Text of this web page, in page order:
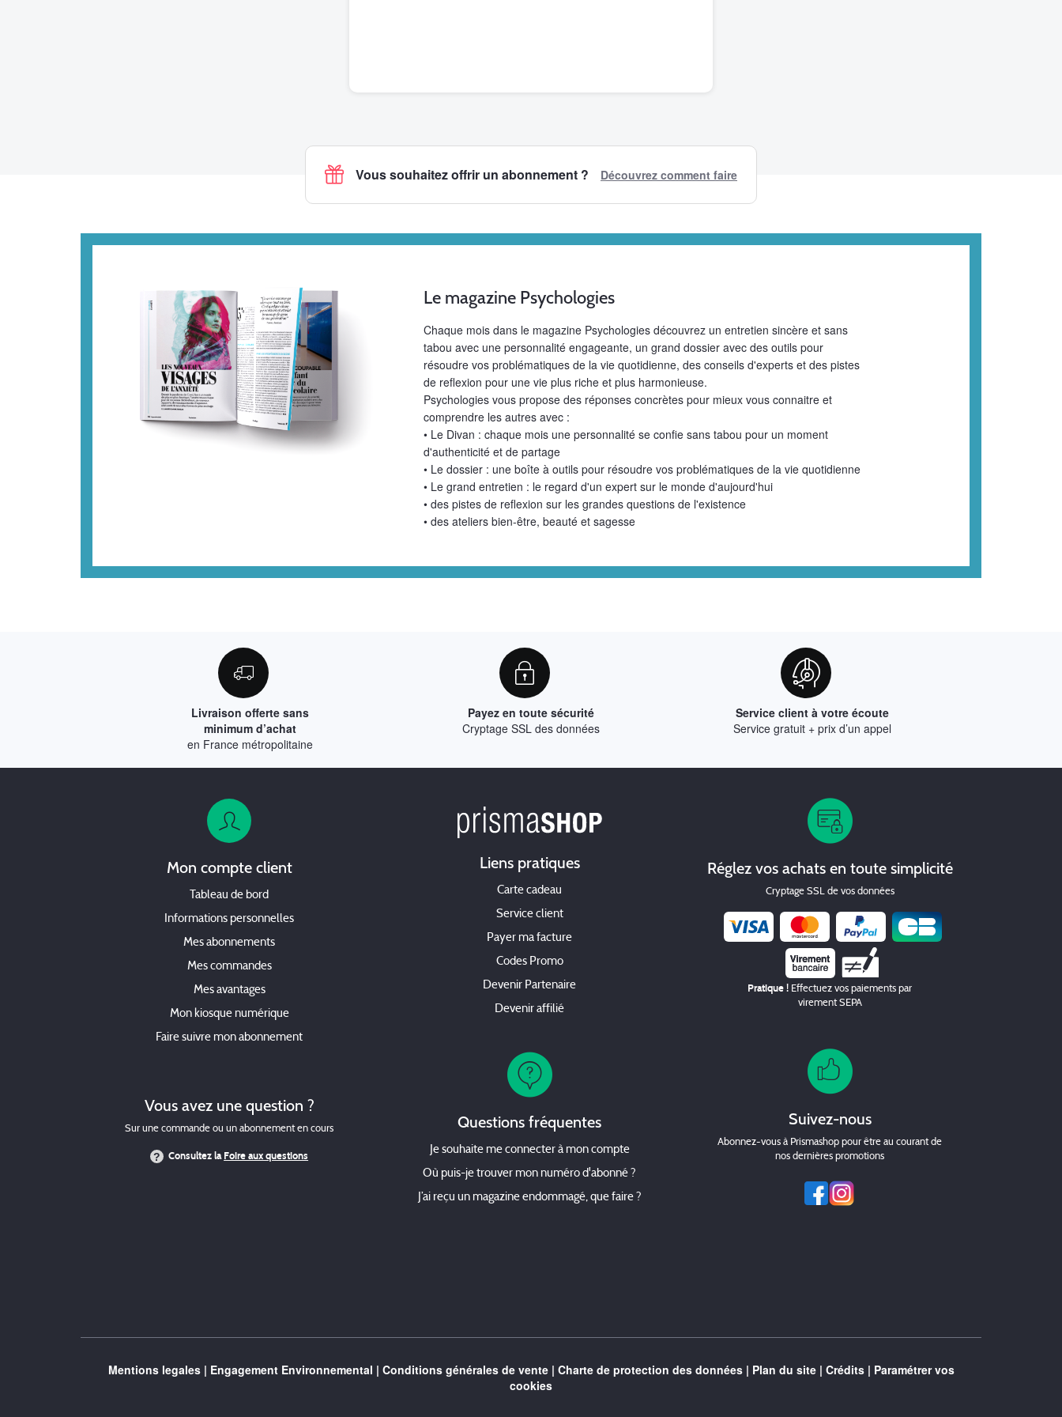
Vous souhaitez offrir un abonnement ? Découvrez comment faire
Le magazine Psychologies
Chaque mois dans le magazine Psychologies découvrez un entretien sincère et sans
tabou avec une personnalité engageante, un grand dossier avec des outils pour
résoudre vos problématiques de la vie quotidienne, des conseils d'experts et des pistes
de reflexion pour une vie plus riche et plus harmonieuse.
Psychologies vous propose des réponses concrètes pour mieux vous connaitre et
comprendre les autres avec :
• Le Divan : chaque mois une personnalité se confie sans tabou pour un moment
d'authenticité et de partage
• Le dossier : une boîte à outils pour résoudre vos problématiques de la vie quotidienne
• Le grand entretien : le regard d'un expert sur le monde d'aujourd'hui
• des pistes de reflexion sur les grandes questions de l'existence
• des ateliers bien-être, beauté et sagesse
Livraison offerte sans
minimum d’achat
en France métropolitaine
Payez en toute sécurité
Cryptage SSL des données
Service client à votre écoute
Service gratuit + prix d’un appel
Mon compte client
Tableau de bord
Informations personnelles
Mes abonnements
Mes commandes
Mes avantages
Mon kiosque numérique
Faire suivre mon abonnement
Vous avez une question ?
Sur une commande ou un abonnement en cours
Consultez laFoire aux questions
Liens pratiques
Carte cadeau
Service client
Payer ma facture
Codes Promo
Devenir Partenaire
Devenir affilié
Questions fréquentes
Je souhaite me connecter à mon compte
Où puis-je trouver mon numéro d'abonné ?
J’ai reçu un magazine endommagé, que faire ?
Réglez vos achats en toute simplicité
Cryptage SSL de vos données
Chèque
Pratique ! Effectuez vos paiements par
virement SEPA
Suivez-nous
Abonnez-vous à Prismashop pour être au courant de
nos dernières promotions
Mentions legales| Engagement Environnemental | Conditions générales de vente| Charte de protection des données| Plan du site| Crédits| Paramétrer vos
cookies